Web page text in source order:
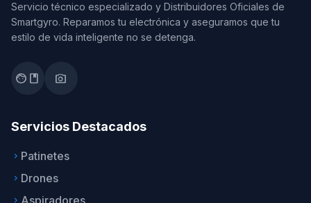
Servicio técnico especializado y Distribuidores Oficiales de
Smartgyro. Reparamos tu electrónica y aseguramos que tu
estilo de vida inteligente no se detenga.
facebook photo_camera
Servicios Destacados
keyboard_arrow_right Patinetes
keyboard_arrow_right Drones
keyboard_arrow_right Aspiradores